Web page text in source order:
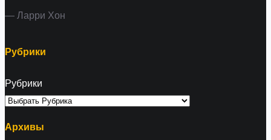
— Ларри Хон
Рубрики
Рубрики
Архивы